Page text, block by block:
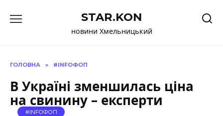
до
STAR.KON
новини Хмельницький
ГОЛОВНА » #INFOФОП
В Україні зменшилась ціна
на свинину – експерти
#INFOФОП